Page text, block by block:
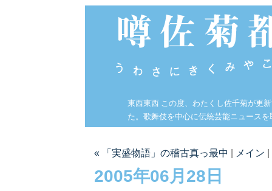
東西東西 この度、わたくし佐千菊が更
た。歌舞伎を中心に伝統芸能ニュース
« 「実盛物語」の稽古真っ最中 メイン
2005年06月28日